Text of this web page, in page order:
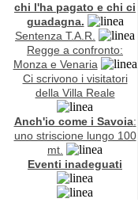
chi l'ha pagato e chi ci
guadagna.
Sentenza T.A.R.
Regge a confronto:
Monza e Venaria
Ci scrivono i visitatori
della Villa Reale
Anch'io come i Savoia:
uno striscione lungo 100
mt.
Eventi inadeguati